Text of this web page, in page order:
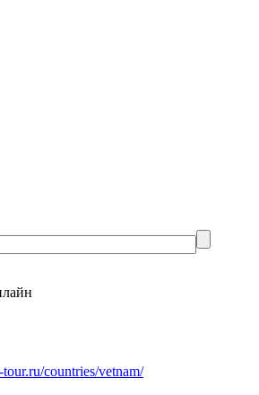
tour.ru/countries/vetnam/